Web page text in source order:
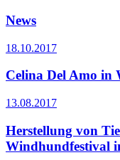
News
18.10.2017
Celina Del Amo in
13.08.2017
Herstellung von
Windhundfestival